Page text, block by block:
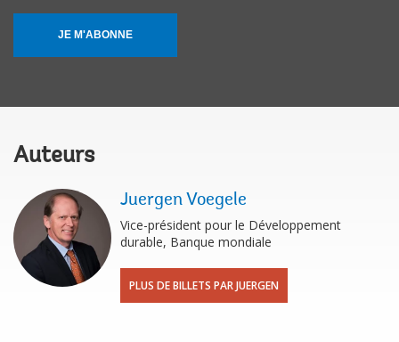
JE M'ABONNE
Auteurs
Juergen Voegele
Vice-président pour le Développement
durable, Banque mondiale
PLUS DE BILLETS PAR JUERGEN